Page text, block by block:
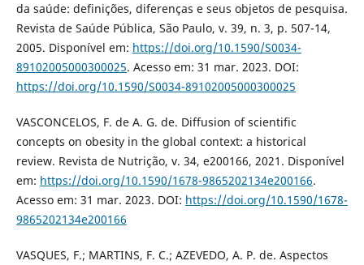
da saúde: definições, diferenças e seus objetos de pesquisa.
Revista de Saúde Pública, São Paulo, v. 39, n. 3, p. 507-14,
2005. Disponível em: https://doi.org/10.1590/S0034-
89102005000300025. Acesso em: 31 mar. 2023. DOI:
https://doi.org/10.1590/S0034-89102005000300025
VASCONCELOS, F. de A. G. de. Diffusion of scientific
concepts on obesity in the global context: a historical
review. Revista de Nutrição, v. 34, e200166, 2021. Disponível
em: https://doi.org/10.1590/1678-9865202134e200166.
Acesso em: 31 mar. 2023. DOI: https://doi.org/10.1590/1678-
9865202134e200166
VASQUES, F.; MARTINS, F. C.; AZEVEDO, A. P. de. Aspectos